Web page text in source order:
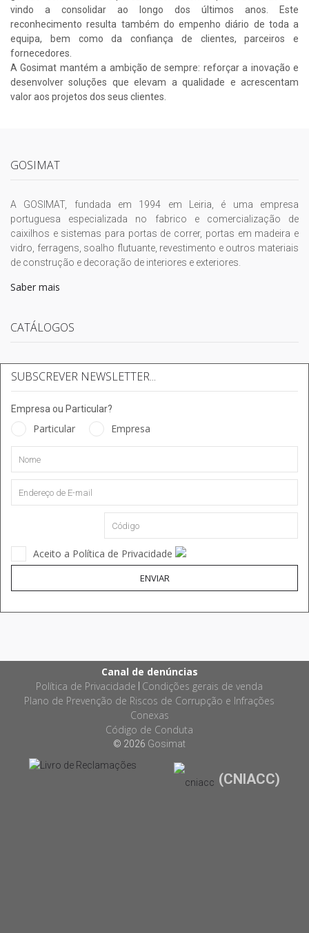
vindo a consolidar ao longo dos últimos anos. Este
reconhecimento resulta também do empenho diário de toda a
equipa, bem como da confiança de clientes, parceiros e
fornecedores.
A Gosimat mantém a ambição de sempre: reforçar a inovação e
desenvolver soluções que elevam a qualidade e acrescentam
valor aos projetos dos seus clientes.
GOSIMAT
A GOSIMAT, fundada em 1994 em Leiria, é uma empresa
portuguesa especializada no fabrico e comercialização de
caixilhos e sistemas para portas de correr, portas em madeira e
vidro, ferragens, soalho flutuante, revestimento e outros materiais
de construção e decoração de interiores e exteriores.
Saber mais
CATÁLOGOS
SUBSCREVER NEWSLETTER...
Empresa ou Particular?
Particular Empresa
Aceito a Política de Privacidade
ENVIAR
Canal de denúncias
Política de Privacidade Condições gerais de venda
Plano de Prevenção de Riscos de Corrupção e Infrações
Conexas
Código de Conduta
© 2026 Gosimat
(CNIACC)